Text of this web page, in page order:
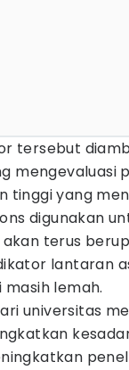
tersebut
mengevaluasi
tinggi yang
digunakan
akan terus
lantaran
lemah.
universitas